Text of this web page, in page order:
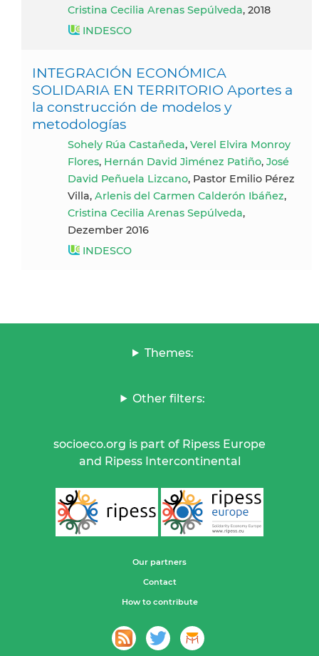
Cristina Cecilia Arenas Sepúlveda, 2018
INDESCO
INTEGRACIÓN ECONÓMICA
SOLIDARIA EN TERRITORIO Aportes a
la construcción de modelos y
metodologías
Sohely Rúa Castañeda, Verel Elvira Monroy
Flores, Hernán David Jiménez Patiño, José
David Peñuela Lizcano, Pastor Emilio Pérez
Villa, Arlenis del Carmen Calderón Ibáñez,
Cristina Cecilia Arenas Sepúlveda,
Dezember 2016
INDESCO
Themes:
Other filters:
socioeco.org is part of Ripess Europe
and Ripess Intercontinental
Our partners
Contact
How to contribute